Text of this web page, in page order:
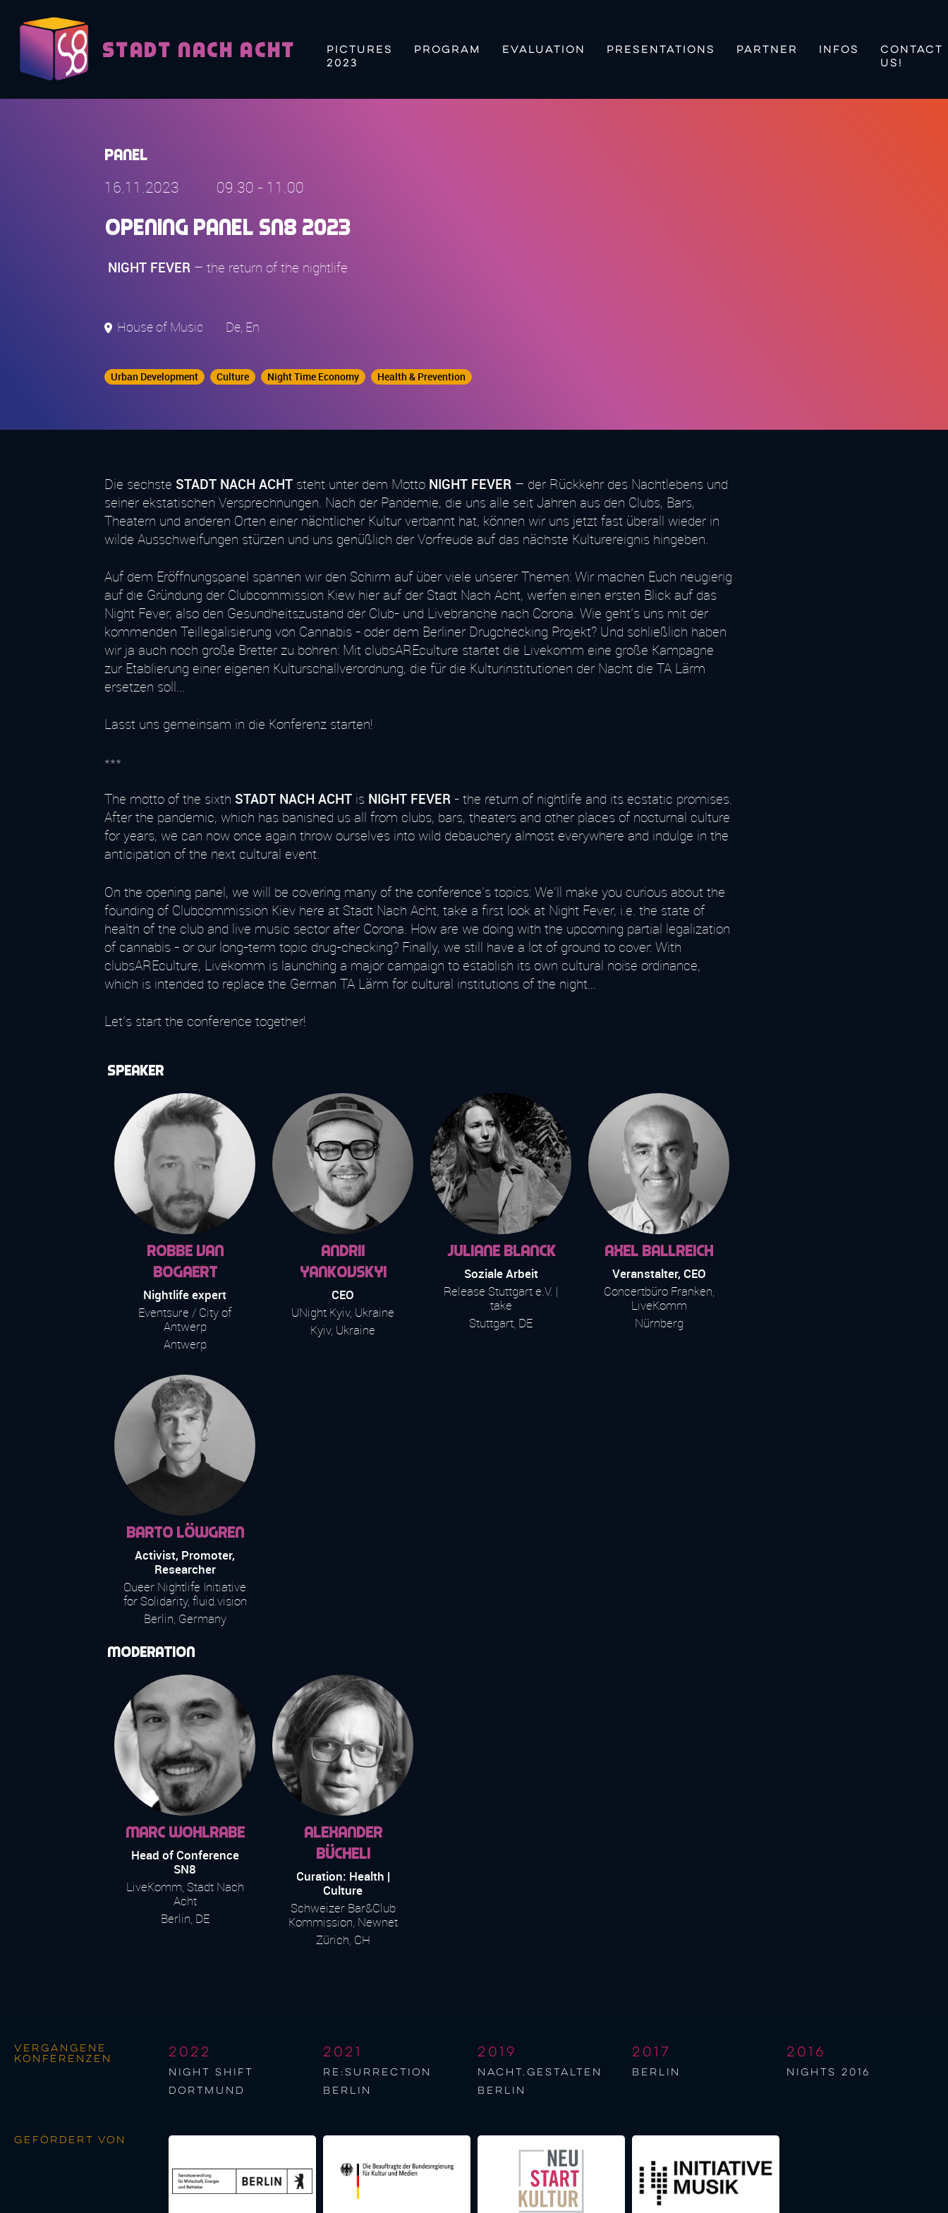
STADT NACH ACHT
PICTURES
2023
PROGRAM EVALUATION PRESENTATIONS PARTNER INFOS
CONTACT
US!
Panel
16.11.2023 09.30 - 11.00
Opening Panel SN8 2023
NIGHT FEVER– the return of the nightlife
House of Music De, En
Urban Development Culture Night Time Economy Health & Prevention
Die sechste STADT NACH ACHT steht unter dem Motto NIGHT FEVER – der Rückkehr des Nachtlebens und
seiner ekstatischen Versprechnungen. Nach der Pandemie, die uns alle seit Jahren aus den Clubs, Bars,
Theatern und anderen Orten einer nächtlicher Kultur verbannt hat, können wir uns jetzt fast überall wieder in
wilde Ausschweifungen stürzen und uns genüßlich der Vorfreude auf das nächste Kulturereignis hingeben.
Auf dem Eröffnungspanel spannen wir den Schirm auf über viele unserer Themen: Wir machen Euch neugierig
auf die Gründung der Clubcommission Kiew hier auf der Stadt Nach Acht, werfen einen ersten Blick auf das
Night Fever, also den Gesundheitszustand der Club- und Livebranche nach Corona. Wie geht's uns mit der
kommenden Teillegalisierung von Cannabis - oder dem Berliner Drugchecking Projekt? Und schließlich haben
wir ja auch noch große Bretter zu bohren: Mit clubsAREculture startet die Livekomm eine große Kampagne
zur Etablierung einer eigenen Kulturschallverordnung, die für die Kulturinstitutionen der Nacht die TA Lärm
ersetzen soll...
Lasst uns gemeinsam in die Konferenz starten!
***
The motto of the sixth STADT NACH ACHT is NIGHT FEVER - the return of nightlife and its ecstatic promises.
After the pandemic, which has banished us all from clubs, bars, theaters and other places of nocturnal culture
for years, we can now once again throw ourselves into wild debauchery almost everywhere and indulge in the
anticipation of the next cultural event.
On the opening panel, we will be covering many of the conference's topics:We'll make you curious about the
founding of Clubcommission Kiev here at Stadt Nach Acht, take a first look at Night Fever, i.e. the state of
health of the club and live music sector after Corona. How are we doing with the upcoming partial legalization
of cannabis - or our long-term topic drug-checking? Finally, we still have a lot of ground to cover:With
clubsAREculture, Livekomm is launching a major campaign to establish its own cultural noise ordinance,
which is intended to replace the German TA Lärm for cultural institutions of the night...
Let's start the conference together!
Speaker
Robbe Van
Bogaert
Nightlife expert
Eventsure / City of
Antwerp
Antwerp
Andrii
Yankovskyi
CEO
UNight Kyiv, Ukraine
Kyiv, Ukraine
Juliane Blanck
Soziale Arbeit
Release Stuttgart e.V. |
take
Stuttgart, DE
Axel Ballreich
Veranstalter, CEO
Concertbüro Franken,
LiveKomm
Nürnberg
Barto Löwgren
Activist, Promoter,
Researcher
Queer Nightlife Initiative
for Solidarity, fluid.vision
Berlin, Germany
Moderation
Marc Wohlrabe
Head of Conference
SN8
LiveKomm, Stadt Nach
Acht
Berlin, DE
Alexander
Bücheli
Curation: Health |
Culture
Schweizer Bar&Club
Kommission, Newnet
Zürich, CH
Vergangene
Konferenzen
2022
night shift
Dortmund
2021
re:surrection
berlin
2019
nacht.gestalten
berlin
2017
berlin
2016
NIGHTS 2016
Gefördert von